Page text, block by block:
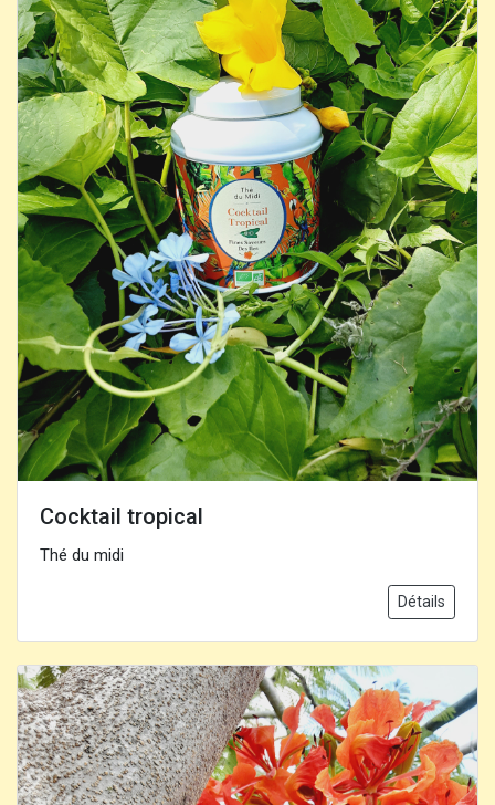
Cocktail tropical
Thé du midi
Détails